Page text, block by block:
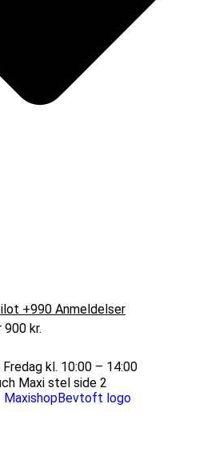
+990 Anmeldelser
kr.
kl. 10:00 – 14:00